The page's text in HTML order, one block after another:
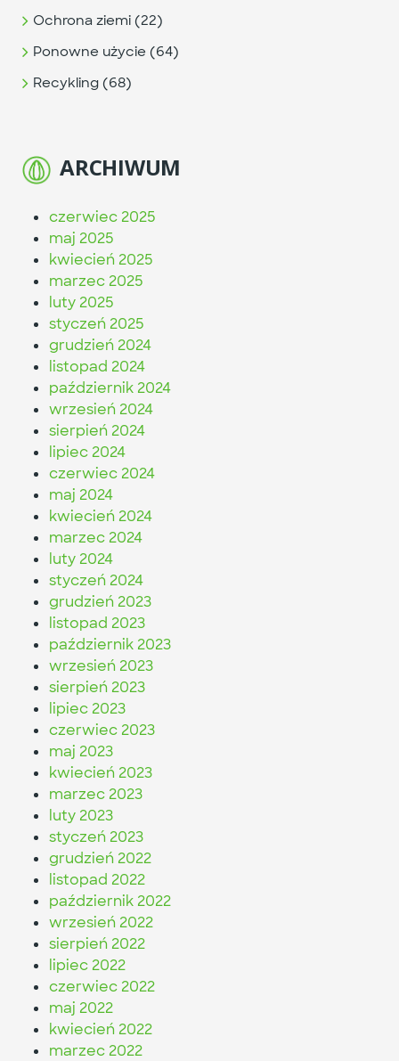
Ochrona ziemi (22)
Ponowne użycie (64)
Recykling (68)
ARCHIWUM
czerwiec 2025
maj 2025
kwiecień 2025
marzec 2025
luty 2025
styczeń 2025
grudzień 2024
listopad 2024
październik 2024
wrzesień 2024
sierpień 2024
lipiec 2024
czerwiec 2024
maj 2024
kwiecień 2024
marzec 2024
luty 2024
styczeń 2024
grudzień 2023
listopad 2023
październik 2023
wrzesień 2023
sierpień 2023
lipiec 2023
czerwiec 2023
maj 2023
kwiecień 2023
marzec 2023
luty 2023
styczeń 2023
grudzień 2022
listopad 2022
październik 2022
wrzesień 2022
sierpień 2022
lipiec 2022
czerwiec 2022
maj 2022
kwiecień 2022
marzec 2022